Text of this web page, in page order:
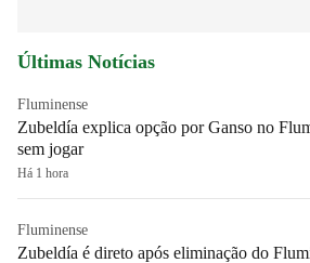
Últimas Notícias
Fluminense
Zubeldía explica opção por Ganso no
sem jogar
Há 1 hora
Fluminense
Zubeldía é direto após eliminação do